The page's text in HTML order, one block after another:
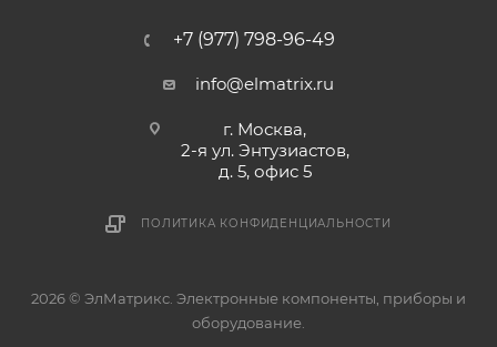
+7 (977) 798-96-49
info@elmatrix.ru
г. Москва,
2-я ул. Энтузиастов,
д. 5, офис 5
ПОЛИТИКА КОНФИДЕНЦИАЛЬНОСТИ
2026 © ЭлМатрикс. Электронные компоненты, приборы и
оборудование.